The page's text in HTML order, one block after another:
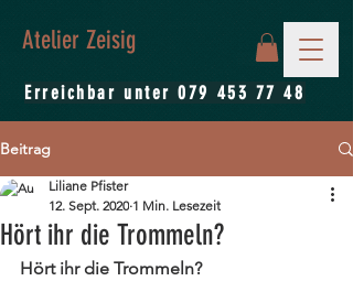
Erreichbar unter079 453 77 48
Atelier Zeisig
Beitrag
Hört ihr die Trommeln?
Liliane Pfister
12. Sept. 2020 1 Min. Lesezeit
Hört ihr die Trommeln?